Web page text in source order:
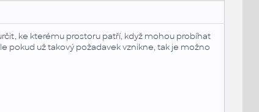
ke kterému prostoru patří, když mohou probíhat
pokud už takový požadavek vznikne, tak je možno